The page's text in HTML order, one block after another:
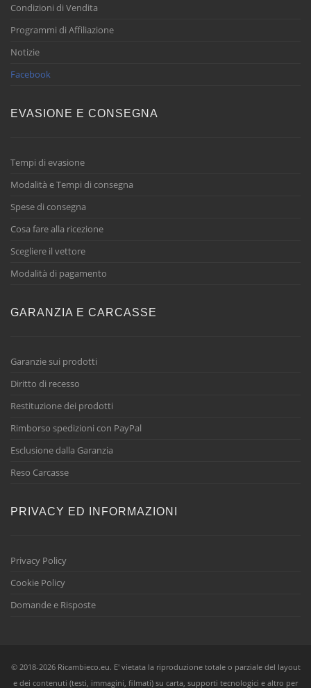
Condizioni di Vendita
Programmi di Affiliazione
Notizie
Facebook
EVASIONE E CONSEGNA
Tempi di evasione
Modalità e Tempi di consegna
Spese di consegna
Cosa fare alla ricezione
Scegliere il vettore
Modalità di pagamento
GARANZIA E CARCASSE
Garanzie sui prodotti
Diritto di recesso
Restituzione dei prodotti
Rimborso spedizioni con PayPal
Esclusione dalla Garanzia
Reso Carcasse
PRIVACY ED INFORMAZIONI
Privacy Policy
Cookie Policy
Domande e Risposte
© 2018-2026 Ricambieco.eu. E' vietata la riproduzione totale o parziale del layout
e dei contenuti (testi, immagini, filmati) su carta, supporti tecnologici e altro per